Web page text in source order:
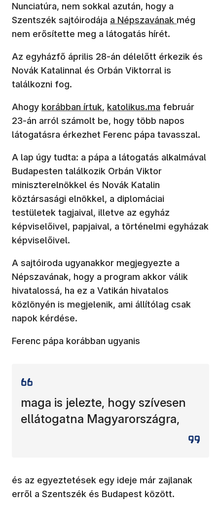
Nunciatúra, nem sokkal azután, hogy a
Szentszék sajtóirodája (új ablakban nyílik meg)
a Népszavának még
nem erősítette meg a látogatás hírét.
Az egyházfő április 28-án délelőtt érkezik és
Novák Katalinnal és Orbán Viktorral is
találkozni fog.
Ahogy (új ablakban nyílik meg)
korábban írtuk, (új ablakban nyílik meg)
katolikus.ma február
23-án arról számolt be, hogy több napos
látogatásra érkezhet Ferenc pápa tavasszal.
A lap úgy tudta: a pápa a látogatás alkalmával
Budapesten találkozik Orbán Viktor
miniszterelnökkel és Novák Katalin
köztársasági elnökkel, a diplomáciai
testületek tagjaival, illetve az egyház
képviselőivel, papjaival, a történelmi egyházak
képviselőivel.
A sajtóiroda ugyanakkor megjegyezte a
Népszavának, hogy a program akkor válik
hivatalossá, ha ez a Vatikán hivatalos
közlönyén is megjelenik, ami állítólag csak
napok kérdése.
Ferenc pápa korábban ugyanis
maga is jelezte, hogy szívesen
ellátogatna Magyarországra,
és az egyeztetések egy ideje már zajlanak
erről a Szentszék és Budapest között.